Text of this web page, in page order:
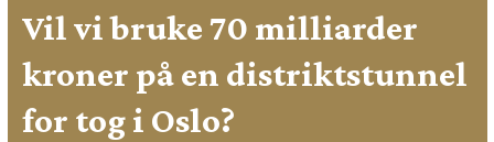
Vil vi bruke 70 milliarder
kroner på en distriktstunnel
for tog i Oslo?